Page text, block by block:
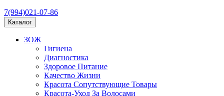
7(994)021-07-86
Каталог
ЗОЖ
Гигиена
Диагностика
Здоровое Питание
Качество Жизни
Красота Сопутствующие Товары
Красота-Уход За Волосами